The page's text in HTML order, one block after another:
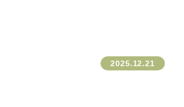
2025.12.21